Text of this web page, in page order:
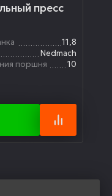
пресс
11,8
Nedmach
поршня
10